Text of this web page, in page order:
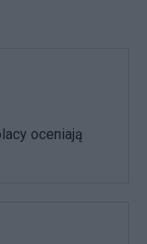
oceniają